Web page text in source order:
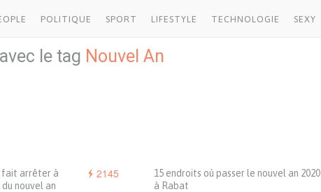
POLITIQUE SPORT LIFESTYLE TECHNOLOGIE SEXY
le tag Nouvel An
2145
fait arrêter à
nouvel an
15 endroits où passer le nouvel an 2020
à Rabat